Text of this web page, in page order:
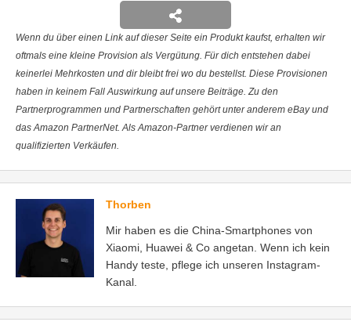
Wenn du über einen Link auf dieser Seite ein Produkt kaufst, erhalten wir
oftmals eine kleine Provision als Vergütung. Für dich entstehen dabei
keinerlei Mehrkosten und dir bleibt frei wo du bestellst. Diese Provisionen
haben in keinem Fall Auswirkung auf unsere Beiträge. Zu den
Partnerprogrammen und Partnerschaften gehört unter anderem eBay und
das Amazon PartnerNet. Als Amazon-Partner verdienen wir an
qualifizierten Verkäufen.
Thorben
Mir haben es die China-Smartphones von
Xiaomi, Huawei & Co angetan. Wenn ich kein
Handy teste, pflege ich unseren Instagram-
Kanal.